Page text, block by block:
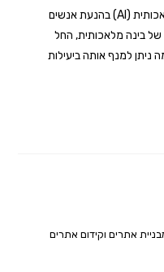
מאמר זה בוחן את הפוטנציאל של בינה מלאכותית (AI) בהנעת אנשים
של בינה מלאכותית, החל
למנף אותה ביעילות
אתרים וקידום אתרים